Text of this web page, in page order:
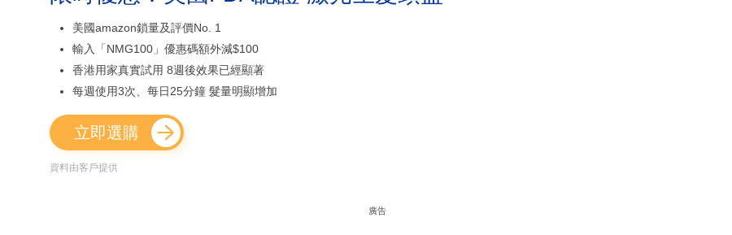
美國amazon鎖量及評價No. 1
輸入「NMG100」優惠碼額外減$100
香港用家真實試用 8週後效果已經顯著
每週使用3次、每日25分鐘 髮量明顯增加
立即選購
資料由客戶提供
廣告